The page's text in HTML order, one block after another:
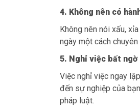
4. Không nên có
Không nên nói xấu,
ngày một cách
5. Nghỉ việc bất
Việc nghỉ việc ngay
đến sự nghiệp của
pháp luật.